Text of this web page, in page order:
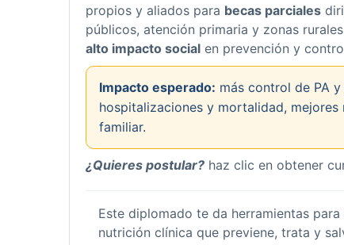
propios y aliados para becas parciales
públicos, atención primaria y zonas
alto impacto social en prevención y
Impacto esperado: más control de PA
hospitalizaciones y mortalidad,
familiar.
¿Quieres postular? haz clic en obtener
Este diplomado te da herramientas
nutrición clínica que previene, trata y